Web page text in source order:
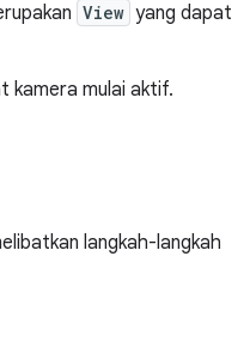
View yang dapat
kamera mulai aktif.
langkah-langkah